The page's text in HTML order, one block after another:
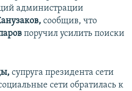
администрации
сообщив, что
поручил усилить поиски
супруга президента сети
сети обратилась к